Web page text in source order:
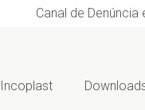
Canal de Denúncia
Incoplast